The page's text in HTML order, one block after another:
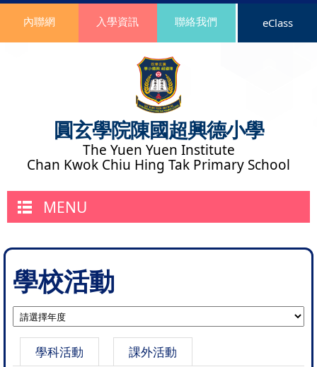
圓玄學院陳國超興德小學
The Yuen Yuen Institute
Chan Kwok Chiu Hing Tak Primary School
內聯網 入學資訊 聯絡我們 eClass
MENU
學校活動
學科活動 課外活動